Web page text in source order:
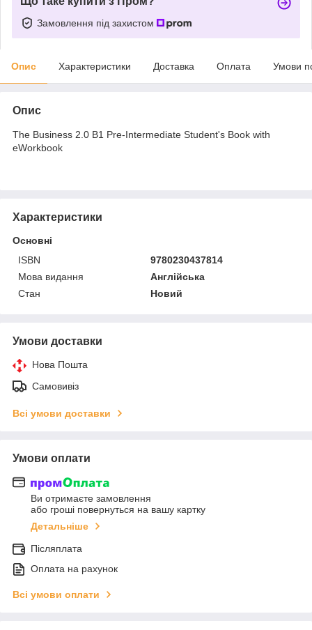
Замовлення під захистом
Опис Характеристики Доставка Оплата Умови
Опис
The Business 2.0 B1 Pre-Intermediate Student's Book with
eWorkbook
Характеристики
Основні
ISBN
9780230437814
Мова видання
Англійська
Стан
Новий
Умови доставки
Нова Пошта
Самовивіз
Всі умови доставки
Умови оплати
Ви отримаєте замовлення
або гроші повернуться на вашу картку
Детальніше
Післяплата
Оплата на рахунок
Всі умови оплати